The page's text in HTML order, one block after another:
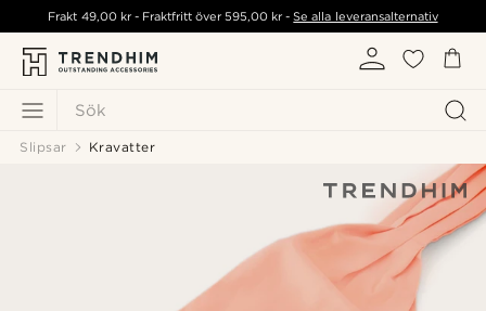
Sök
Frakt 49,00 kr- Fraktfritt över595,00 kr -Se alla leveransalternativ
Slipsar Kravatter